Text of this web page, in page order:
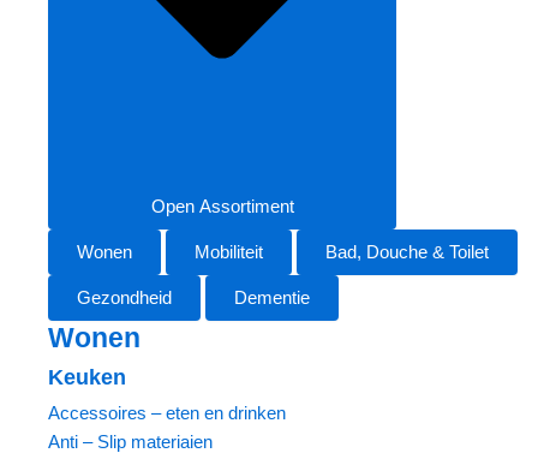
Open Assortiment
Wonen Mobiliteit Bad, Douche & Toilet
Gezondheid Dementie
Wonen
Keuken
Accessoires – eten en drinken
Anti – Slip materiaien